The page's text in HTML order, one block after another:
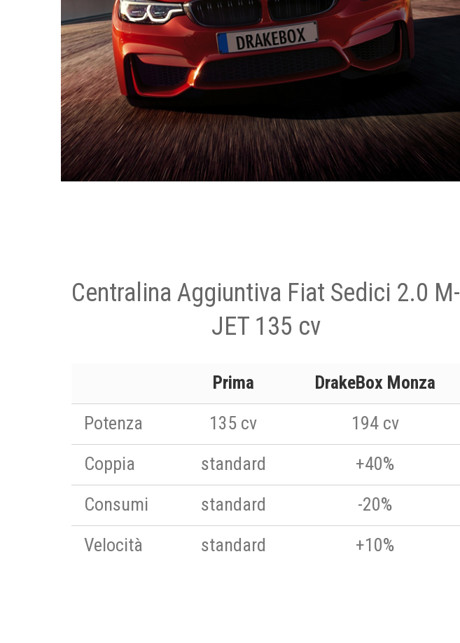
Centralina Aggiuntiva Fiat Sedici 2.0 M-
JET 135 cv
Prima
DrakeBox Monza
Potenza
135 cv
194 cv
Coppia
standard
+40%
Consumi
standard
-20%
Velocità
standard +10%